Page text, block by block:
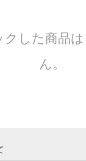
クした商品
ん。